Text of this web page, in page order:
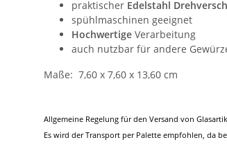
praktischer Edelstahl
spühlmaschinen geeignet
Hochwertige Verarbeitung
auch nutzbar für andere
Maße: 7,60 x 7,60 x 13,60 cm
Allgemeine Regelung für den Versand von
Es wird der Transport per Palette empfohlen, da